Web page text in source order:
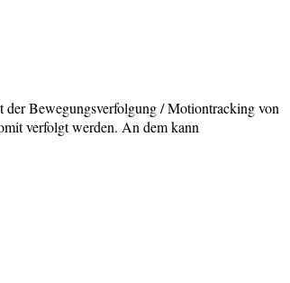
Bewegungsverfolgung / Motiontracking von
verfolgt werden. An dem kann